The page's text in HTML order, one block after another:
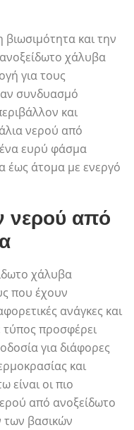
και την
χάλυβα
για τους
συνδυασμό
και
νερού από
ένα ευρύ φάσμα
έως άτομα με ενεργό
νερού από
χάλυβα
που έχουν
ανάγκες και
προσφέρει
για διάφορες
και
είναι οι πιο
από ανοξείδωτο
βασικών